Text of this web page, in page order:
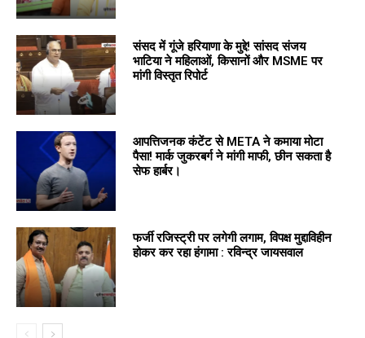
संसद में गूंजे हरियाणा के मुद्दे! सांसद संजय
भाटिया ने महिलाओं, किसानों और MSME पर
मांगी विस्तृत रिपोर्ट
आपत्तिजनक कंटेंट से META ने कमाया मोटा
पैसा! मार्क जुकरबर्ग ने मांगी माफी, छीन सकता है
सेफ हार्बर।
फर्जी रजिस्ट्री पर लगेगी लगाम, विपक्ष मुद्दाविहीन
होकर कर रहा हंगामा : रविन्द्र जायसवाल